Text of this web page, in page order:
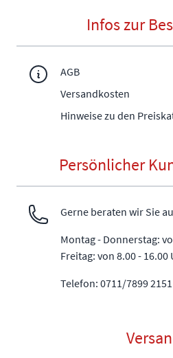
Infos zur
AGB
Versandkosten
Hinweise zu den
Persönlicher
Gerne beraten wir Sie
Montag - Donnerstag:
Freitag: von 8.00 - 16.00
Telefon: 0711/7899 2151